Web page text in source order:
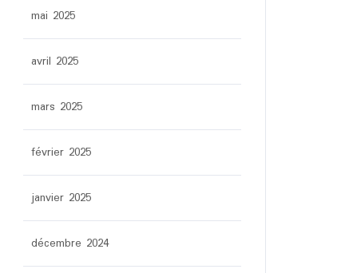
mai 2025
avril 2025
mars 2025
février 2025
janvier 2025
décembre 2024